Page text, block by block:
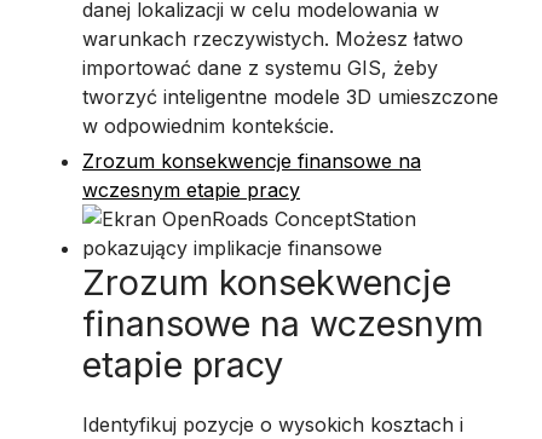
danej lokalizacji w celu modelowania w
warunkach rzeczywistych. Możesz łatwo
importować dane z systemu GIS, żeby
tworzyć inteligentne modele 3D umieszczone
w odpowiednim kontekście.
Zrozum konsekwencje finansowe na
wczesnym etapie pracy
Zrozum konsekwencje
finansowe na wczesnym
etapie pracy
Identyfikuj pozycje o wysokich kosztach i